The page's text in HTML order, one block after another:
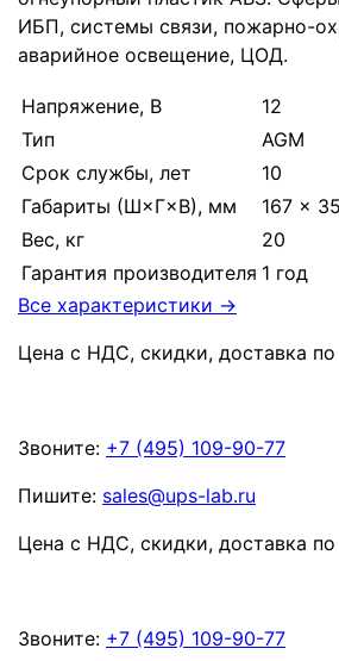
ИБП, системы связи, пожарно-
аварийное освещение, ЦОД.
Напряжение, В
12
Тип
AGM
Срок службы, лет
10
Габариты (Ш×Г×В), мм
167 ×
Вес, кг
20
Гарантия производителя 1 год
Все характеристики →
Цена с НДС, скидки, доставка
Звоните: +7 (495) 109-90-77
Пишите: sales@ups-lab.ru
Цена с НДС, скидки, доставка
Звоните: +7 (495) 109-90-77